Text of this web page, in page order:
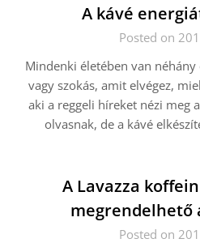
A kávé
Posted on
Mindenki életében van
vagy szokás, amit elvégez,
aki a reggeli híreket nézi meg
olvasnak, de a kávé
A Lavazza
megrendelhető
Posted on